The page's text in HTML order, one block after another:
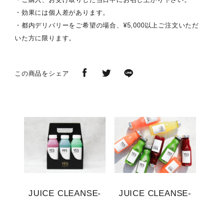
・効果には個人差があります。
・都内デリバリーをご希望の場合、¥5,000以上ご注文いただ
いた方に限ります。
この商品をシェア
JUICE CLEANSE- JUICE CLEANSE-